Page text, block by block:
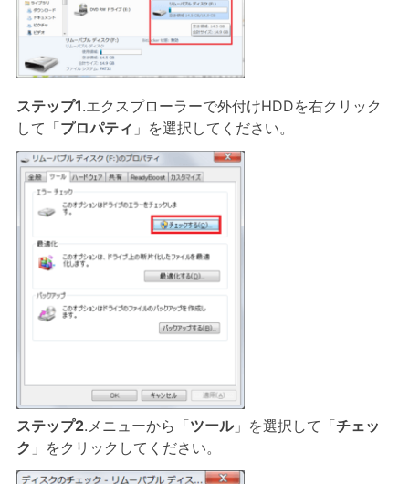
ステップ1.エクスプローラーで外付けHDDを右クリック
して「プロパティ 」を選択してください。
ステップ2.メニューから「ツール」を選択して「チェッ
ク 」をクリックしてください。